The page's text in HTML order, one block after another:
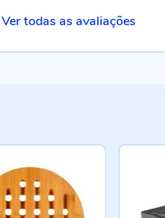
Ver todas as avaliações